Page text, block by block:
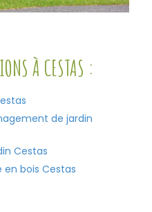
À CESTAS :
de jardin
Cestas
bois Cestas